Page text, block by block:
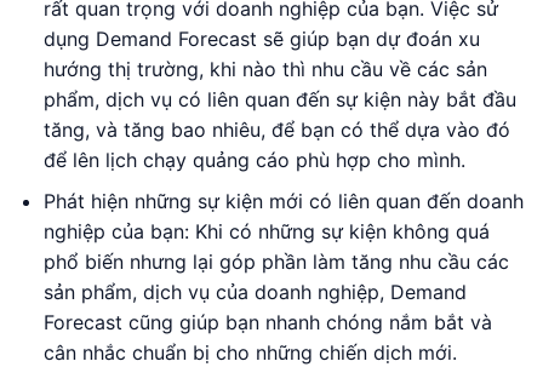
rất quan trọng với doanh nghiệp của bạn. Việc sử
dụng Demand Forecast sẽ giúp bạn dự đoán xu
hướng thị trường, khi nào thì nhu cầu về các sản
phẩm, dịch vụ có liên quan đến sự kiện này bắt đầu
tăng, và tăng bao nhiêu, để bạn có thể dựa vào đó
để lên lịch chạy quảng cáo phù hợp cho mình.
Phát hiện những sự kiện mới có liên quan đến doanh
nghiệp của bạn: Khi có những sự kiện không quá
phổ biến nhưng lại góp phần làm tăng nhu cầu các
sản phẩm, dịch vụ của doanh nghiệp, Demand
Forecast cũng giúp bạn nhanh chóng nắm bắt và
cân nhắc chuẩn bị cho những chiến dịch mới.